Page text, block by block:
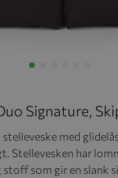
Signature,
med
Stellevesken har
stoff som gir en slank